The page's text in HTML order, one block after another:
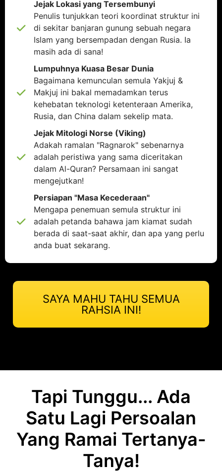
Jejak Lokasi yang Tersembunyi
Penulis tunjukkan teori koordinat struktur ini
di sekitar banjaran gunung sebuah negara
Islam yang bersempadan dengan Rusia. Ia
masih ada di sana!
Lumpuhnya Kuasa Besar Dunia
Bagaimana kemunculan semula Yakjuj &
Makjuj ini bakal memadamkan terus
kehebatan teknologi ketenteraan Amerika,
Rusia, dan China dalam sekelip mata.
Jejak Mitologi Norse (Viking)
Adakah ramalan "Ragnarok" sebenarnya
adalah peristiwa yang sama diceritakan
dalam Al-Quran? Persamaan ini sangat
mengejutkan!
Persiapan "Masa Kecederaan"
Mengapa penemuan semula struktur ini
adalah petanda bahawa jam kiamat sudah
berada di saat-saat akhir, dan apa yang perlu
anda buat sekarang.
SAYA MAHU TAHU SEMUA
RAHSIA INI!
Tapi Tunggu... Ada
Satu Lagi Persoalan
Yang Ramai Tertanya-
Tanya!